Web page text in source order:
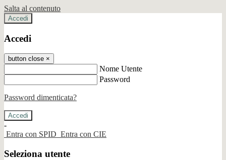
Salta al contenuto
Accedi
Accedi
button close ×
Nome Utente
Password
Password dimenticata?
-
Entra con SPID Entra con CIE
Seleziona utente